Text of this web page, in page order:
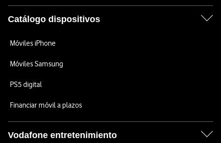
Catálogo dispositivos
Móviles iPhone
Móviles Samsung
PS5 digital
Financiar móvil a plazos
Vodafone entretenimiento